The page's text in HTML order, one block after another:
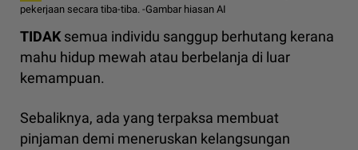
pekerjaan secara tiba-tiba. -Gambar hiasan AI
TIDAK semua individu sanggup berhutang kerana
mahu hidup mewah atau berbelanja di luar
kemampuan.
Sebaliknya, ada yang terpaksa membuat
pinjaman demi meneruskan kelangsungan